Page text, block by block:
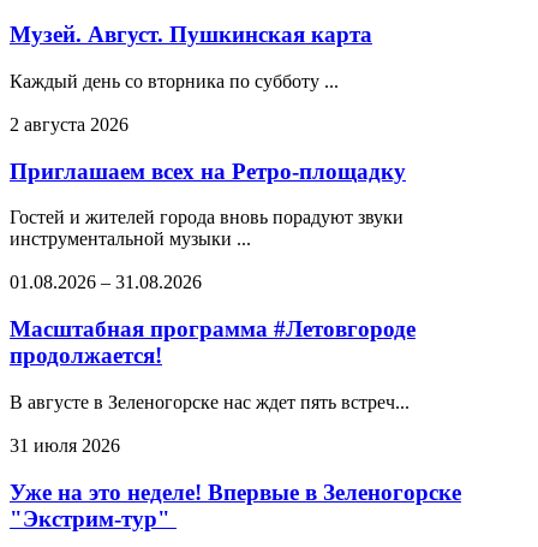
Музей. Август. Пушкинская карта
Каждый день со вторника по субботу ...
2 августа 2026
Приглашаем всех на Ретро-площадку
Гостей и жителей города вновь порадуют звуки
инструментальной музыки ...
01.08.2026 – 31.08.2026
Масштабная программа #Летовгороде
продолжается!
В августе в Зеленогорске нас ждет пять встреч...
31 июля 2026
Уже на это неделе! Впервые в Зеленогорске
"Экстрим-тур"